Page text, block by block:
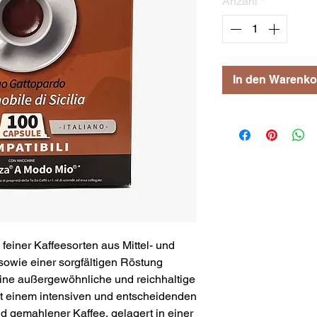
Kaffeesorten aus Mittel- und
einer sorgfältigen Röstung
außergewöhnliche und reichhaltige
intensiven und entscheidenden
gemahlener Kaffee, gelagert in einer
In den